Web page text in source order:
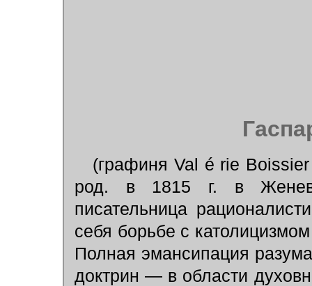
(графиня Val é rie
род. в 1815 г. в
писательница
себя борьбе с
Полная эмансипация
доктрин — в области